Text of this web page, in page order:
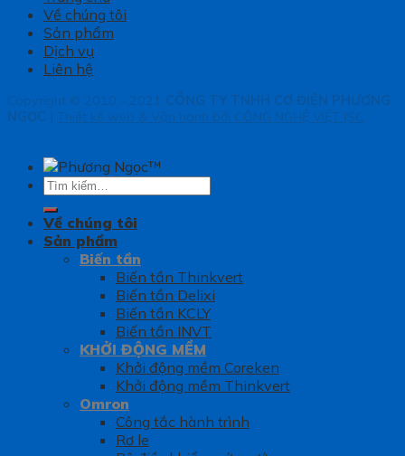
Về chúng tôi
Sản phẩm
Dịch vụ
Liên hệ
Copyright © 2010 - 2021 CÔNG TY TNHH CƠ ĐIỆN PHƯƠNG
NGỌC | Thiết kế web & Vận hành bởi CÔNG NGHỆ VIỆT JSC
Tìm
kiếm:
Về chúng tôi
Sản phẩm
Biến tần
Biến tần Thinkvert
Biến tần Delixi
Biến tần KCLY
Biến tần INVT
KHỞI ĐỘNG MỀM
Khởi động mềm Coreken
Khởi động mềm Thinkvert
Omron
Công tắc hành trình
Rơ le